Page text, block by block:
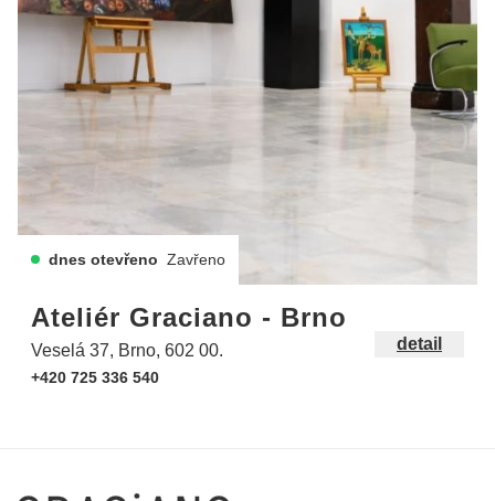
dnes otevřeno Zavřeno
Ateliér Graciano - Brno
Veselá 37, Brno, 602 00.
+420 725 336 540
detail